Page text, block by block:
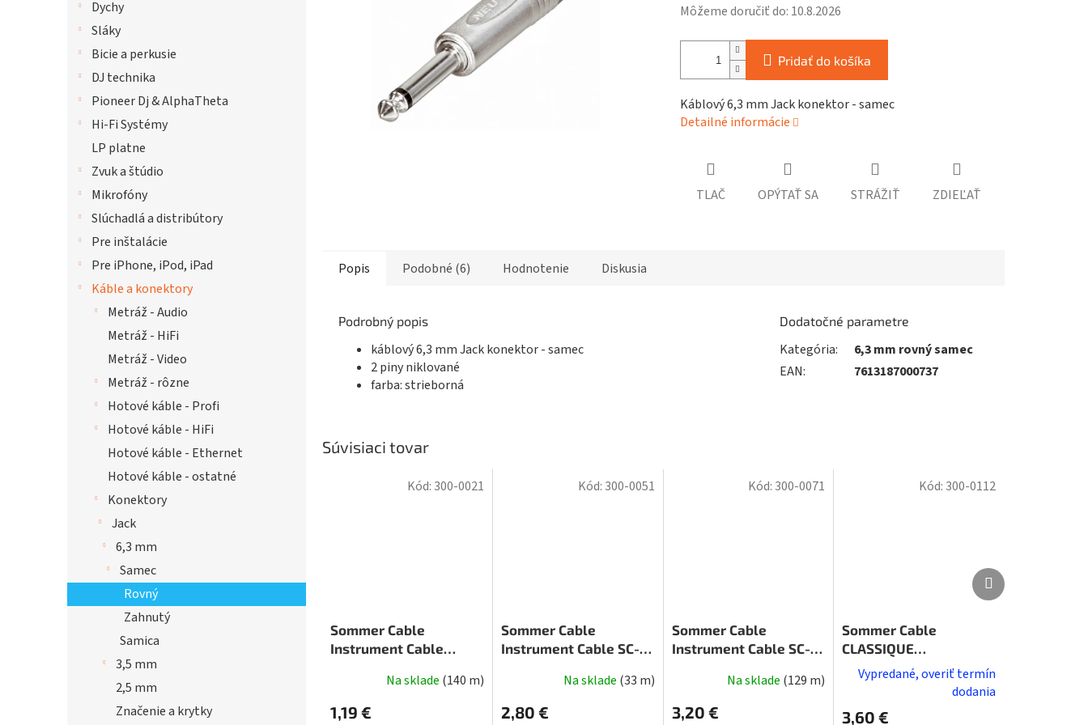
Dychy
Sláky
Bicie a perkusie
DJ technika
Pioneer Dj & AlphaTheta
Hi-Fi Systémy
LP platne
Zvuk a štúdio
Mikrofóny
Slúchadlá a distribútory
Pre inštalácie
Pre iPhone, iPod, iPad
Káble a konektory
Metráž - Audio
Metráž - HiFi
Metráž - Video
Metráž - rôzne
Hotové káble - Profi
Hotové káble - HiFi
Hotové káble - Ethernet
Hotové káble - ostatné
Konektory
Jack
6,3 mm
Samec
Rovný
Zahnutý
Samica
3,5 mm
2,5 mm
Značenie a krytky
Môžeme doručiť do: 10.8.2026
Pridať do košíka
Káblový 6,3 mm Jack konektor - samec
Detailné informácie
TLAČ OPÝTAŤ SA STRÁŽIŤ ZDIEĽAŤ
Popis Podobné (6) Hodnotenie Diskusia
Podrobný popis
káblový 6,3 mm Jack konektor - samec
2 piny niklované
farba: strieborná
Dodatočné parametre
Kategória:
6,3 mm rovný samec
EAN: 7613187000737
Súvisiaci tovar
Sommer Cable
Instrument Cable
Na sklade (140 m)
1,19 €
Kód: 300-0021
Sommer Cable
Instrument Cable SC-
produktu
Na sklade (33 m)
2,80 €
Kód: 300-0051
Sommer Cable
Instrument Cable SC-
Na sklade (129 m)
3,20 €
Kód: 300-0071
Sommer Cable
CLASSIQUE
Instrumentenk.
Black/Blue
Vypredané, overiť termín
dodania
3,60 €
Kód: 300-0112
Ďalší
produkt
Ďalší
produkt